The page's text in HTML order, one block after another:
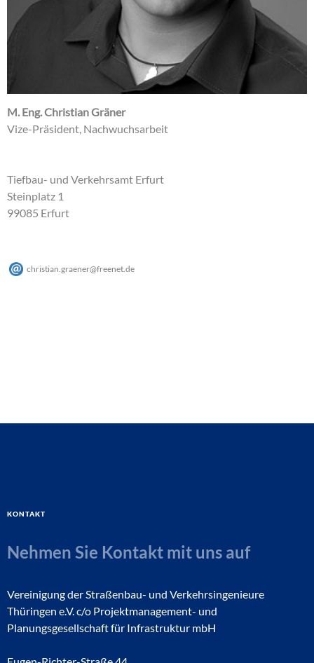
M. Eng. Christian Gräner
Vize-Präsident, Nachwuchsarbeit
Tiefbau- und Verkehrsamt Erfurt
Steinplatz 1
99085 Erfurt
christian.graener@freenet de
Kontakt
Nehmen Sie Kontakt mit uns auf
Vereinigung der Straßenbau- und Verkehrsingenieure
Thüringen e.V. c/o Projektmanagement- und
Planungsgesellschaft für Infrastruktur mbH